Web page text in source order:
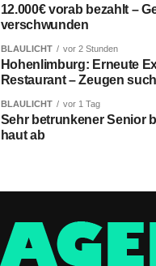
12.000€ vorab bezahlt –
verschwunden
BLAULICHT vor 2 Stunden
Hohenlimburg: Erneute
Restaurant – Zeugen
BLAULICHT vor 1 Tag
Sehr betrunkener Senior
haut ab